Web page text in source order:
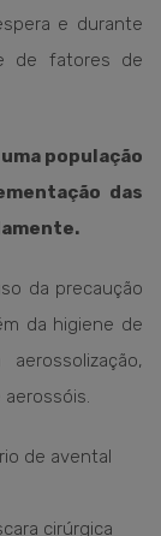
e durante
de fatores de
população
das
da precaução
da higiene de
de avental
cirúrgica